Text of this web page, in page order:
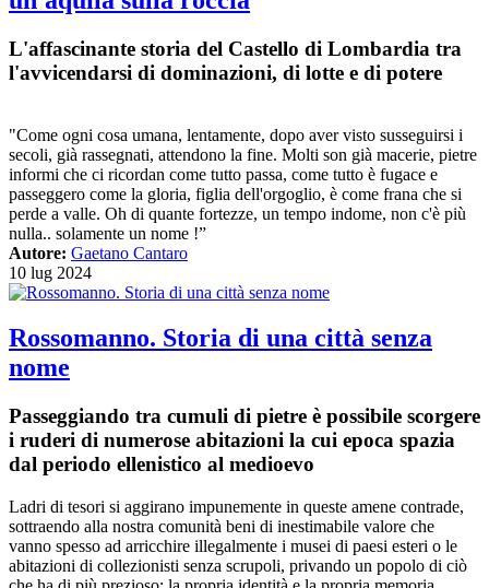
L'affascinante storia del Castello di Lombardia tra
l'avvicendarsi di dominazioni, di lotte e di potere
"Come ogni cosa umana, lentamente, dopo aver visto susseguirsi i
secoli, già rassegnati, attendono la fine. Molti son già macerie, pietre
informi che ci ricordan come tutto passa, come tutto è fugace e
passeggero come la gloria, figlia dell'orgoglio, è come frana che si
perde a valle. Oh di quante fortezze, un tempo indome, non c'è più
nulla.. solamente un nome !”
Autore: Gaetano Cantaro
10 lug 2024
Rossomanno. Storia di una città senza
nome
Passeggiando tra cumuli di pietre è possibile scorgere
i ruderi di numerose abitazioni la cui epoca spazia
dal periodo ellenistico al medioevo
Ladri di tesori si aggirano impunemente in queste amene contrade,
sottraendo alla nostra comunità beni di inestimabile valore che
vanno spesso ad arricchire illegalmente i musei di paesi esteri o le
abitazioni di collezionisti senza scrupoli, privando un popolo di ciò